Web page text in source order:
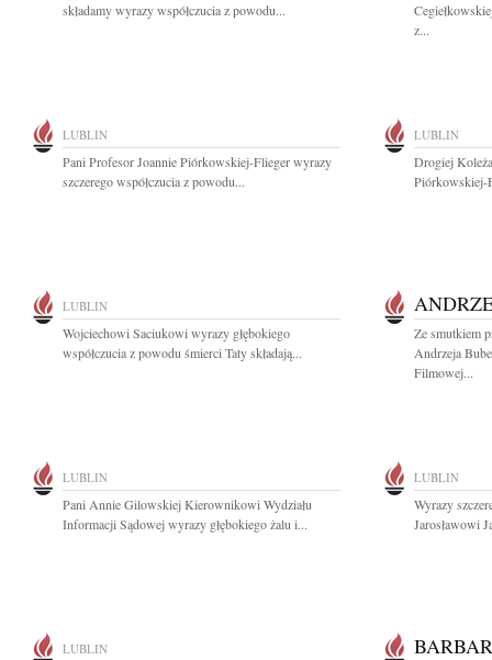
składamy wyrazy współczucia z powodu...
z...
LUBLIN
Pani Profesor Joannie Piórkowskiej-Flieger wyrazy
szczerego współczucia z powodu...
LUBLIN
Drogiej
Piórkowskiej-
LUBLIN
Wojciechowi Saciukowi wyrazy głębokiego
współczucia z powodu śmierci Taty składają...
Ze smutkiem
Andrzeja
Filmowej...
LUBLIN
Pani Annie Gilowskiej Kierownikowi Wydziału
Informacji Sądowej wyrazy głębokiego żalu i...
LUBLIN
Wyrazy
Jarosławowi
LUBLIN